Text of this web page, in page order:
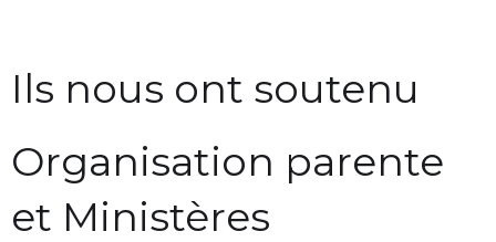
Ils nous ont soutenu
Organisation parente
et Ministères